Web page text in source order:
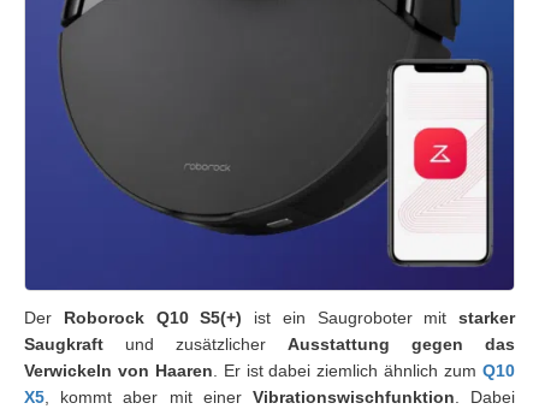
Der Roborock Q10 S5(+) ist ein Saugroboter mit starker
Saugkraft und zusätzlicher Ausstattung gegen das
Verwickeln von Haaren . Er ist dabei ziemlich ähnlich zumQ10
X5 , kommt aber mit einer Vibrationswischfunktion . Dabei